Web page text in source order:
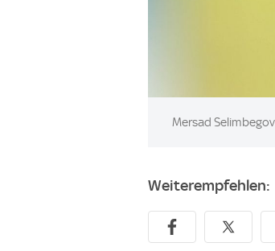
Image:
Mersad
Weiterempfehlen: